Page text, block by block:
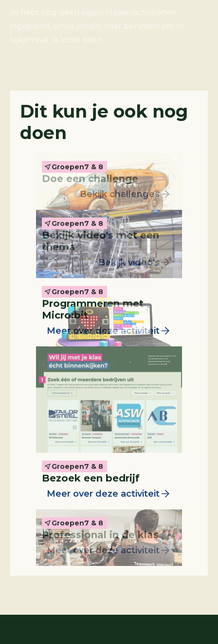
Je hebt nog geen eigen klassenactiviteiten
ingepland, scroll verder naar beneden om te
kijken wat je kunt doen.
Dit kun je ook nog
doen
Groepen7 & 8
Doe een challenge
Bekijk challenges
Groepen7 & 8
Bekijk video's met een
thema
Bekijk video's
Leskist
Groepen7 & 8
Programmeren met
Micro:bit
Meer over deze activiteit
Groepen7 & 8
Bezoek een bedrijf
Meer over deze activiteit
Professional in de klas
Groepen7 & 8
Professional in de klas
Meer over deze activiteit